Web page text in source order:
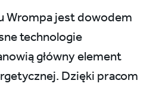
Wrompa jest dowodem
technologie
główny element
Dzięki pracom